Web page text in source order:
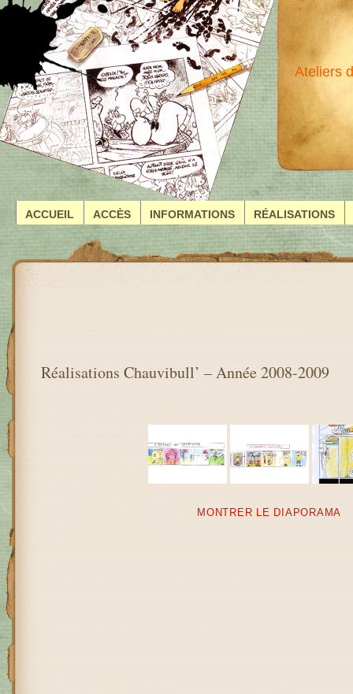
Ateliers
ACCUEIL ACCÈS INFORMATIONS RÉALISATIONS
Réalisations Chauvibull’ – Année 2008-2009
MONTRER LE DIAPORAMA